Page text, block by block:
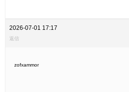
2026-07-01 17:17
返信
zofxammor